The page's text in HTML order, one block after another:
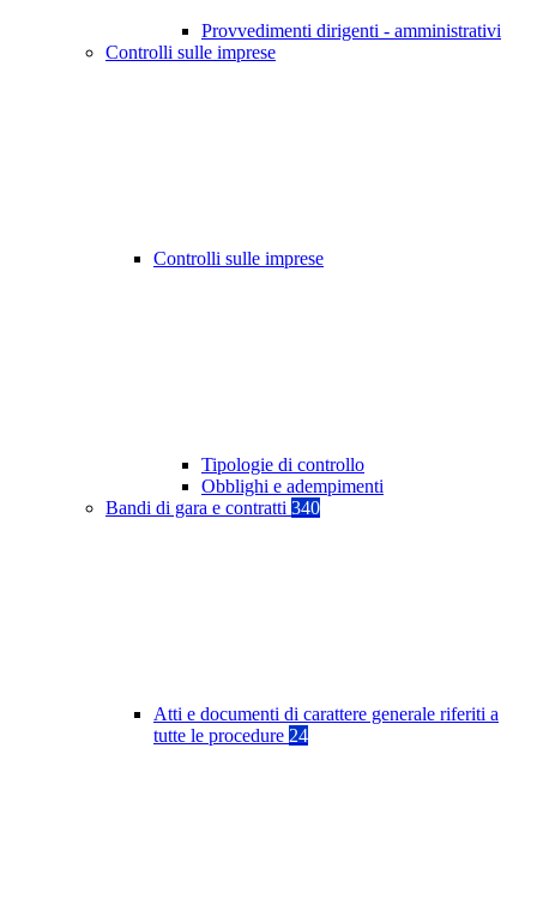
Provvedimenti dirigenti - amministrativi
Controlli sulle imprese
Controlli sulle imprese
Tipologie di controllo
Obblighi e adempimenti
Bandi di gara e contratti 340
Atti e documenti di carattere generale riferiti a
tutte le procedure 24